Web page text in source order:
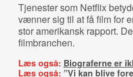
Tjenester som Netflix
vænner sig til at få film for
stor amerikansk rapport.
filmbranchen.
Læs også: Biograferne er
Læs også: ”Vi kan blive